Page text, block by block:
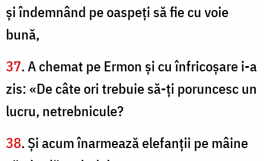
şi îndemnând pe oaspeţi să fie cu voie
bună,
37. A chemat pe Ermon şi cu înfricoşare i-a
zis: «De câte ori trebuie să-ţi poruncesc un
lucru, netrebnicule?
38. Şi acum înarmează elefanţii pe mâine